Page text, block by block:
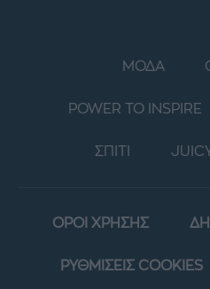
ΜΟΔΑ
POWER TO INSPIRE
ΣΠΙΤΙ
ΟΡΟΙ ΧΡΗΣΗΣ
ΡΥΘΜΙΣΕΙΣ COOKIES